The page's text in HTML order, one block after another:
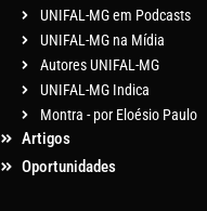
UNIFAL-MG em Podcasts
UNIFAL-MG na Mídia
Autores UNIFAL-MG
UNIFAL-MG Indica
Montra - por Eloésio Paulo
Artigos
Oportunidades